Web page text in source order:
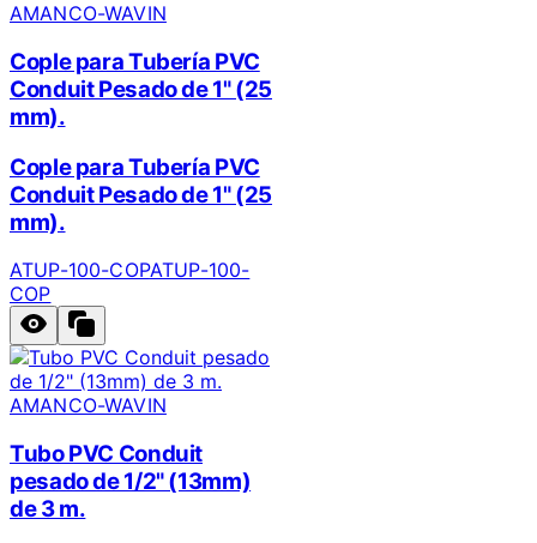
AMANCO-WAVIN
Cople para Tubería PVC
Conduit Pesado de 1" (25
mm).
Cople para Tubería PVC
Conduit Pesado de 1" (25
mm).
ATUP-100-COPATUP-100-
COP
AMANCO-WAVIN
Tubo PVC Conduit
pesado de 1/2" (13mm)
de 3 m.